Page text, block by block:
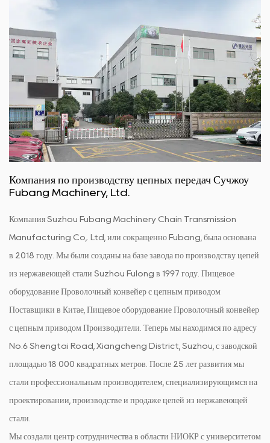
Компания по производству цепных передач Сучжоу
Fubang Machinery, Ltd.
Компания Suzhou Fubang Machinery Chain Transmission
Manufacturing Co,. Ltd, или сокращенно Fubang, была основана
в 2018 году. Мы были созданы на базе завода по производству цепей
из нержавеющей стали Suzhou Fulong в 1997 году. Пищевое
оборудование Проволочный конвейер с цепным приводом
Поставщики в Китае Пищевое оборудование Проволочный конвейер
с цепным приводом Производители . Теперь мы находимся по адресу
No.6 Shengtai Road, Xiangcheng District, Suzhou, с заводской
площадью 18 000 квадратных метров. После 25 лет развития мы
стали профессиональным производителем, специализирующимся на
проектировании, производстве и продаже цепей из нержавеющей
стали.
Мы создали центр сотрудничества в области НИОКР с университетом